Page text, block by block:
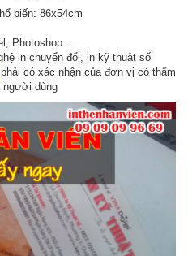
biến: 86x54cm
Photoshop…
in chuyển đổi, in kỹ thuật số
phải có xác nhận của đơn vị có thẩm
người dùng